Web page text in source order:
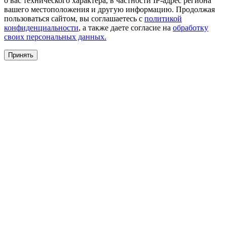
вашего местоположения и другую информацию. Продолжая
пользоваться сайтом, вы соглашаетесь с политикой
конфиденциальности, а также даете согласие на обработку
своих персональных данных.
Принять